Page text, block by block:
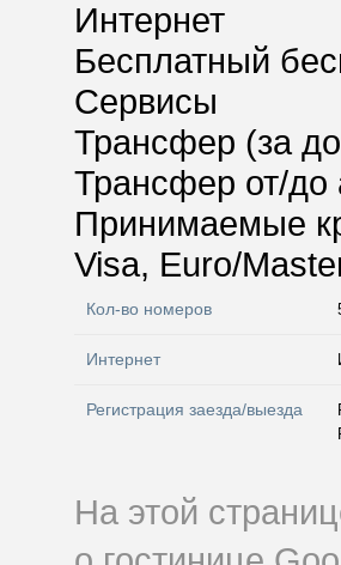
Интернет
Бесплатный
Сервисы
Трансфер (за
Трансфер от/до
Принимаемые
Visa, Euro/
Кол-во номеров
Интернет
Регистрация заезда/выезда
На этой